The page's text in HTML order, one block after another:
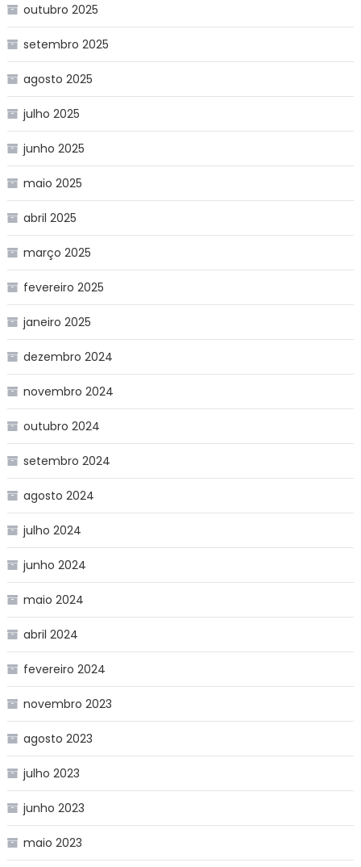
outubro 2025
setembro 2025
agosto 2025
julho 2025
junho 2025
maio 2025
abril 2025
março 2025
fevereiro 2025
janeiro 2025
dezembro 2024
novembro 2024
outubro 2024
setembro 2024
agosto 2024
julho 2024
junho 2024
maio 2024
abril 2024
fevereiro 2024
novembro 2023
agosto 2023
julho 2023
junho 2023
maio 2023